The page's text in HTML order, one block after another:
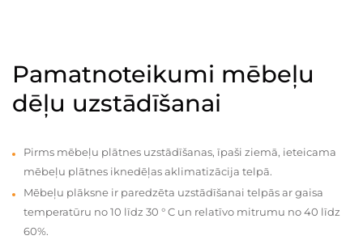
Pamatnoteikumi mēbeļu
dēļu uzstādīšanai
Pirms mēbeļu plātnes uzstādīšanas, īpaši ziemā, ieteicama
mēbeļu plātnes iknedēļas aklimatizācija telpā.
Mēbeļu plāksne ir paredzēta uzstādīšanai telpās ar gaisa
temperatūru no 10 līdz 30 ° C un relatīvo mitrumu no 40 līdz
60%.